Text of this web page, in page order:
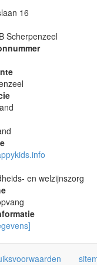
16
Scherpenzeel
en welzijnszorg